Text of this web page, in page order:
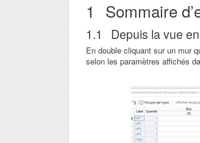
1 Sommaire
1.1 Depuis la vue
En double cliquant sur un mur
selon les paramètres affichés